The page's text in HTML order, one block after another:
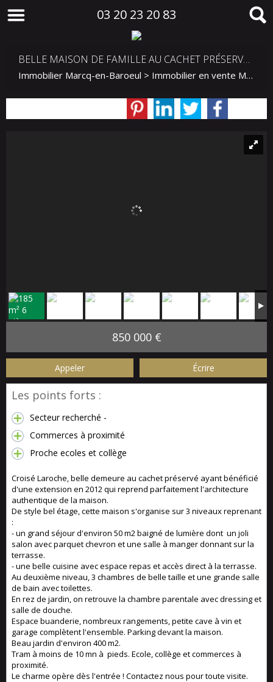
03 20 23 20 83
BELLE MAISON DE FAMILLE AU CACHET PRÉSERVÉ -4 CH - CROISÉ LAROCHE
Immobilier Marcq-en-Baroeul > Immobilier en vente Marcq-en-Baroeul
850 000 €
Appeler Écrire
Les points forts :
Secteur recherché -
Commerces à proximité
Proche ecoles et collège
Croisé Laroche, belle demeure au cachet préservé ayant bénéficié
d'une extension en 2012 qui reprend parfaitement l'architecture
authentique de la maison.
De style bel étage, cette maison s'organise sur 3 niveaux reprenant
:
- un grand séjour d'environ 50 m2 baigné de lumière dont un joli
salon avec parquet chevron et une salle à manger donnant sur la
terrasse.
- une belle cuisine avec espace repas et accès direct à la terrasse.
Au deuxième niveau, 3 chambres de belle taille et une grande salle
de bain avec toilettes.
En rez de jardin, on retrouve la chambre parentale avec dressing et
salle de douche.
Espace buanderie, nombreux rangements, petite cave à vin et
garage complètent l'ensemble. Parking devant la maison.
Beau jardin d'environ 400 m2.
Tram à moins de 10 mn à pieds. Ecole, collège et commerces à
proximité.
Le charme opère dès l'entrée ! Contactez nous pour toute visite.